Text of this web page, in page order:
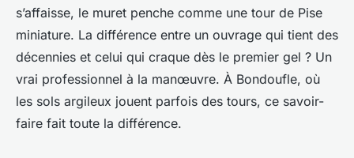
s’affaisse, le muret penche comme une tour de Pise
miniature. La différence entre un ouvrage qui tient des
décennies et celui qui craque dès le premier gel ? Un
vrai professionnel à la manœuvre. À Bondoufle, où
les sols argileux jouent parfois des tours, ce savoir-
faire fait toute la différence.